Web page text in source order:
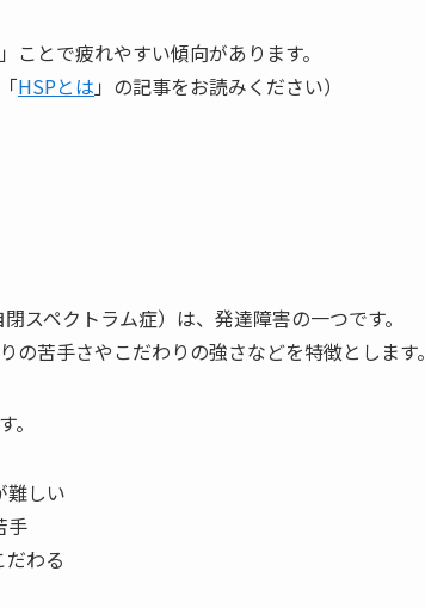
ことで疲れやすい傾向があります。
HSPとは 」の記事をお読みください）
ペクトラム症）は、発達障害の一つです。
苦手さやこだわりの強さなどを特徴とします。
難しい
手
わる